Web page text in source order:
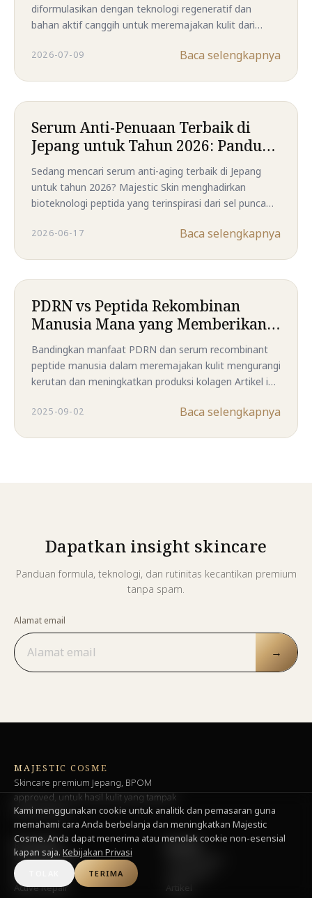
Kami menggunakan cookie untuk analitik dan pemasaran guna
memahami cara Anda berbelanja dan meningkatkan Majestic
Cosme. Anda dapat menerima atau menolak cookie non-esensial
kapan saja. Kebijakan Privasi
TERIMA
diformulasikan dengan teknologi regeneratif dan
bahan aktif canggih untuk meremajakan kulit dari
sensitif, dan menawarkan hasil nyata jangka panjang.
2026-07-09 Baca selengkapnya
Serum Anti-Penuaan Terbaik di
Jepang untuk Tahun 2026: Panduan
Berdasarkan Informasi dari
Dermatolog
Sedang mencari serum anti-aging terbaik di Jepang
untuk tahun 2026? Majestic Skin menghadirkan
bioteknologi peptida yang terinspirasi dari sel punca
Polypeptide-11) yang dipadukan dengan kompleks
menyamarkan tanda-tanda penuaan. Temukan
mengapa formula premium ini menjadi pilihan
unggulan bagi mereka yang menginginkan kulit tampak
lebih kencang, halus, dan bercahaya hanya dalam 14
hari.
2026-06-17 Baca selengkapnya
PDRN vs Peptida Rekombinan
Manusia Mana yang Memberikan
Hasil Anti Aging Terbaik
Bandingkan manfaat PDRN dan serum recombinant
peptide manusia dalam meremajakan kulit mengurangi
kerutan dan meningkatkan produksi kolagen Artikel ini
jangka panjang dari dua bahan unggulan perawatan
2025-09-02 Baca selengkapnya
Dapatkan insight skincare
Panduan formula, teknologi, dan rutinitas kecantikan premium
tanpa spam.
Alamat email
→
MAJESTIC COSME
Skincare premium Jepang, BPOM
approved, untuk hasil kulit yang tampak
lebih refined.
BELANJA
Semua produk
Majestic Skin
Active Repair
BRAND